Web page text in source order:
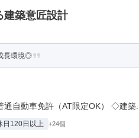
建築意匠設計
長環境◎
自動車免許（AT限定OK） ◇建築...
日120日以上 +24個